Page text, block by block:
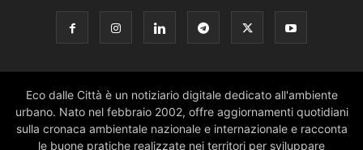
Eco dalle Città è un notiziario digitale dedicato all'ambiente
urbano. Nato nel febbraio 2002, offre aggiornamenti quotidiani
sulla cronaca ambientale nazionale e internazionale e racconta
le buone pratiche realizzate nei territori per sviluppare